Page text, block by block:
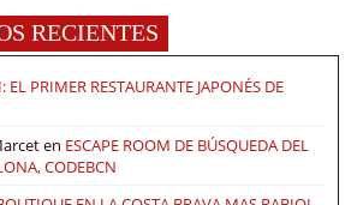
RECIENTES
EL PRIMER RESTAURANTE JAPONÉS DE
en ESCAPE ROOM DE BÚSQUEDA DEL
CODEBCN